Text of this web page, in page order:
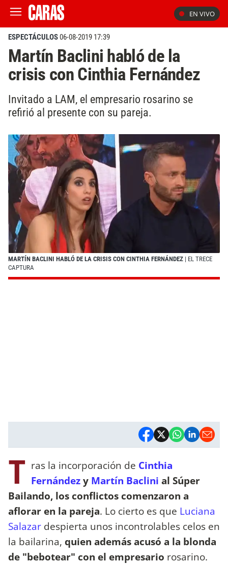
EN VIVO
ESPECTÁCULOS06-08-2019 17:39
Martín Baclini habló de la
crisis con Cinthia Fernández
Invitado a LAM, el empresario rosarino se
refirió al presente con su pareja.
MARTÍN BACLINI HABLÓ DE LA CRISIS CON CINTHIA FERNÁNDEZ | EL TRECE
CAPTURA
T ras la incorporación de Cinthia
Fernándezy Martín Baclini al Súper
Bailando, los conflictos comenzaron a
aflorar en la pareja. Lo cierto es que Luciana
Salazar despierta unos incontrolables celos en
la bailarina, quien además acusó a la blonda
de "bebotear" con el empresario rosarino.